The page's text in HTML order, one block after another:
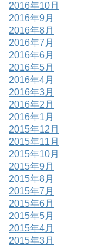
2016年10月
2016年9月
2016年8月
2016年7月
2016年6月
2016年5月
2016年4月
2016年3月
2016年2月
2016年1月
2015年12月
2015年11月
2015年10月
2015年9月
2015年8月
2015年7月
2015年6月
2015年5月
2015年4月
2015年3月